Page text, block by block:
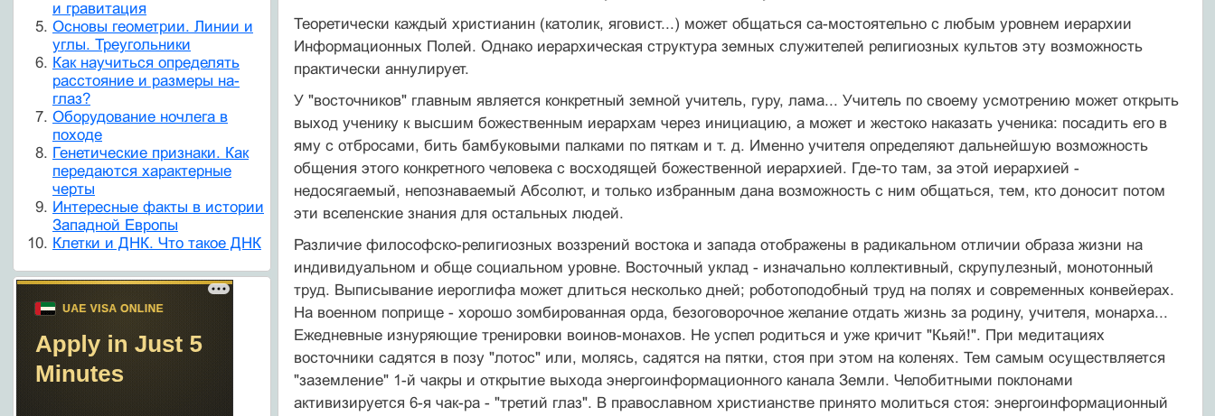
Теоретически каждый христианин (католик, яговист...) может общаться са-мостоятельно с любым уровнем иерархии
Информационных Полей. Однако иерархическая структура земных служителей религиозных культов эту возможность
практически аннулирует.
У "восточников" главным является конкретный земной учитель, гуру, лама... Учитель по своему усмотрению может открыть
выход ученику к высшим божественным иерархам через инициацию, а может и жестоко наказать ученика: посадить его в
яму с отбросами, бить бамбуковыми палками по пяткам и т. д. Именно учителя определяют дальнейшую возможность
общения этого конкретного человека с восходящей божественной иерархией. Где-то там, за этой иерархией -
недосягаемый, непознаваемый Абсолют, и только избранным дана возможность с ним общаться, тем, кто доносит потом
эти вселенские знания для остальных людей.
Различие философско-религиозных воззрений востока и запада отображены в радикальном отличии образа жизни на
индивидуальном и обще социальном уровне. Восточный уклад - изначально коллективный, скрупулезный, монотонный
труд. Выписывание иероглифа может длиться несколько дней; роботоподобный труд на полях и современных конвейерах.
На военном поприще - хорошо зомбированная орда, безоговорочное желание отдать жизнь за родину, учителя, монарха...
Ежедневные изнуряющие тренировки воинов-монахов. Не успел родиться и уже кричит "Кьяй!". При медитациях
восточники садятся в позу "лотос" или, молясь, садятся на пятки, стоя при этом на коленях. Тем самым осуществляется
"заземление" 1-й чакры и открытие выхода энергоинформационного канала Земли. Челобитными поклонами
активизируется 6-я чак-ра - "третий глаз". В православном христианстве принято молиться стоя: энергоинформационный
и гравитация
Основы геометрии. Линии и
углы. Треугольники
Как научиться определять
расстояние и размеры на-
глаз?
Оборудование ночлега в
походе
Генетические признаки. Как
передаются характерные
черты
Интересные факты в истории
Западной Европы
Клетки и ДНК. Что такое ДНК